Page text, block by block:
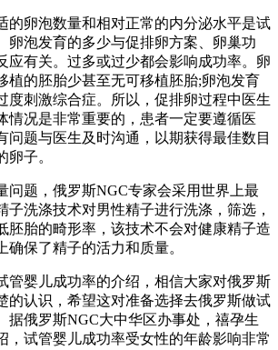
的卵泡数量和相对正常的内分泌水平是试
卵泡发育的多少与促排卵方案、卵巢功
应有关。过多或过少都会影响成功率。卵
植的胚胎少甚至无可移植胚胎;卵泡发育
度刺激综合症。所以，促排卵过程中医生
情况是非常重要的，患者一定要遵循医
问题与医生及时沟通，以期获得最佳数目
卵子。
问题，俄罗斯NGC专家会采用世界上最
子洗涤技术对男性精子进行洗涤，筛选，
胚胎的畸形率，该技术不会对健康精子造
确保了精子的活力和质量。
管婴儿成功率的介绍，相信大家对俄罗斯
的认识，希望这对准备选择去俄罗斯做试
据俄罗斯NGC大中华区办事处，禧孕生
，试管婴儿成功率受女性的年龄影响非常